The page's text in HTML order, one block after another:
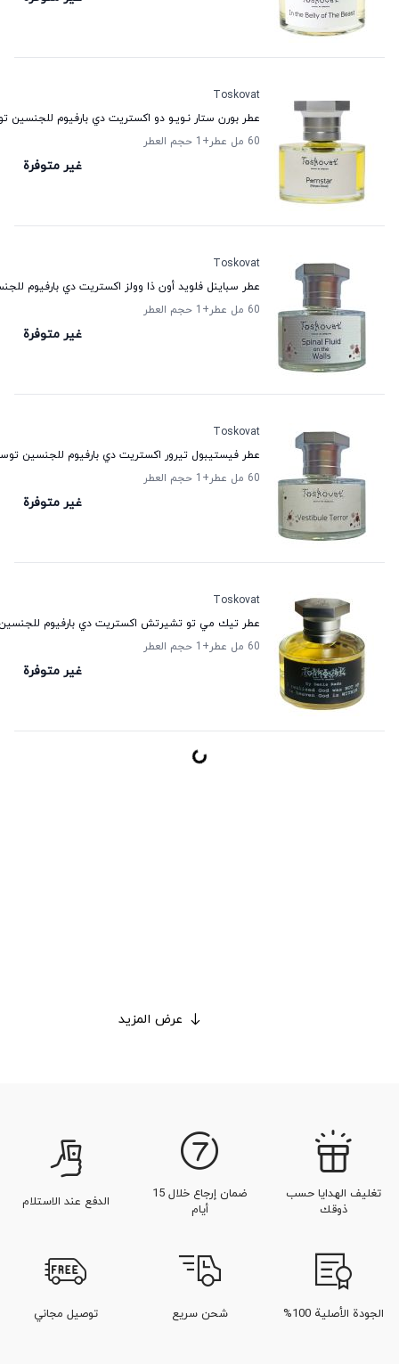
Toskovat
عطر بورن ستار نـويـو دو اكستريت دي بارفيوم للجنسين
60 مل عطر
+1 حجم العطر
غير متوفرة
Toskovat
عطر سباينل فلويد أون ذا وولز اكستريت دي بارفيوم
60 مل عطر
+1 حجم العطر
غير متوفرة
Toskovat
عطر فيستيبول تيرور اكستريت دي بارفيوم للجنسين
60 مل عطر
+1 حجم العطر
غير متوفرة
Toskovat
عطر تيك مي تو تشيرتش اكستريت دي بارفيوم
60 مل عطر
+1 حجم العطر
غير متوفرة
عرض المزيد
تغليف الهدايا حسب
ذوقك
ضمان إرجاع خلال 15
أيام
الدفع عند الاستلام
الجودة الأصلية 100% شحن سريع توصيل مجاني